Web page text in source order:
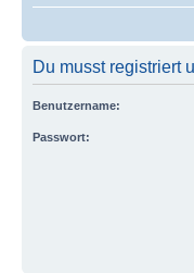
Du musst registriert
Benutzername:
Passwort: